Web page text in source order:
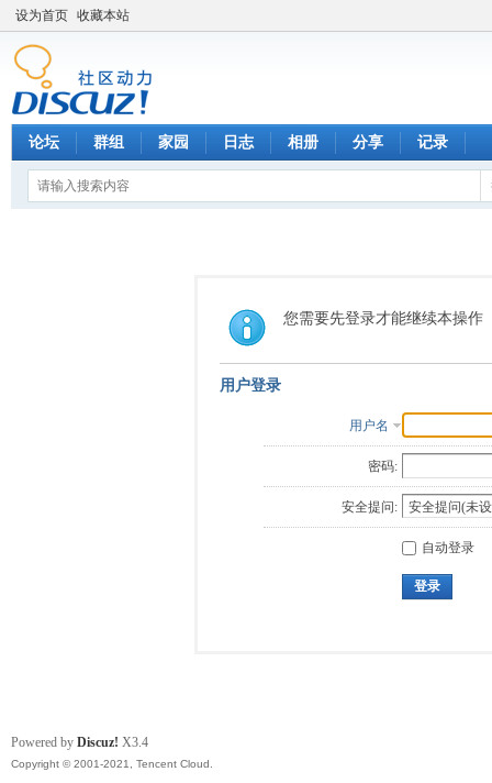
设为首页 收藏本站
论坛 群组 家园 日志 相册 分享 记录
您需要先登录才能继续本操作
用户登录
用户名
密码:
安全提问:
自动登录
登录
Powered by Discuz! X3.4
Copyright © 2001-2021, Tencent Cloud.